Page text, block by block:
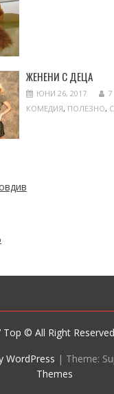
ЖЕНЕНИ С ДЕЦА
ЮНИ 26, 2017
КОМЕДИЯ, ПОЛЕЗНО,
Top © All Right Reserved
WordPress | Theme:
Themes